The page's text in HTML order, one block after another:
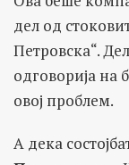
дел од
Петровска“.
одговорија на
овој проблем.
А дека